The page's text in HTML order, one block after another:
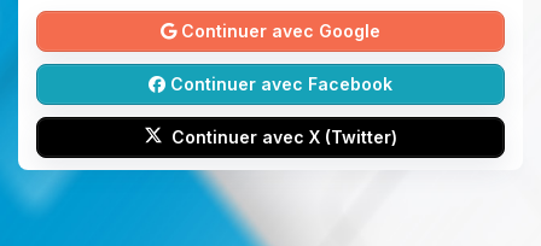
Continuer avec Google
Continuer avec Facebook
Continuer avec X (Twitter)